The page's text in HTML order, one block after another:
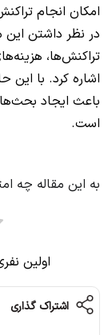
امکان انجام
در نظر داشتن این
تراکنش‌ها،
اشاره کرد. با این
باعث ایجاد
است.
به این مقاله چه
اولین
اشتراک گذاری